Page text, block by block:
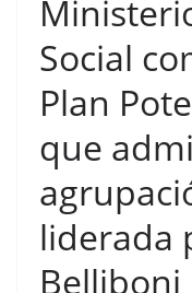
Social
Plan
que
liderada
Belliboni